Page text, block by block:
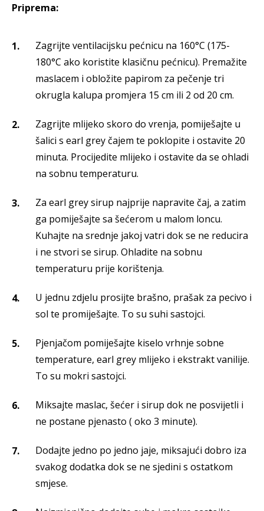
Priprema:
Zagrijte ventilacijsku pećnicu na 160°C (175-
180°C ako koristite klasičnu pećnicu). Premažite
maslacem i obložite papirom za pečenje tri
okrugla kalupa promjera 15 cm ili 2 od 20 cm.
Zagrijte mlijeko skoro do vrenja, pomiješajte u
šalici s earl grey čajem te poklopite i ostavite 20
minuta. Procijedite mlijeko i ostavite da se ohladi
na sobnu temperaturu.
Za earl grey sirup najprije napravite čaj, a zatim
ga pomiješajte sa šećerom u malom loncu.
Kuhajte na srednje jakoj vatri dok se ne reducira
i ne stvori se sirup. Ohladite na sobnu
temperaturu prije korištenja.
U jednu zdjelu prosijte brašno, prašak za pecivo i
sol te promiješajte. To su suhi sastojci.
Pjenjačom pomiješajte kiselo vrhnje sobne
temperature, earl grey mlijeko i ekstrakt vanilije.
To su mokri sastojci.
Miksajte maslac, šećer i sirup dok ne posvijetli i
ne postane pjenasto ( oko 3 minute).
Dodajte jedno po jedno jaje, miksajući dobro iza
svakog dodatka dok se ne sjedini s ostatkom
smjese.